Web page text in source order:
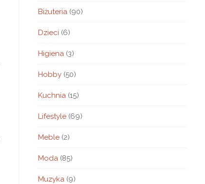
Biżuteria (90)
Dzieci (6)
Higiena (3)
Hobby (50)
Kuchnia (15)
Lifestyle (69)
Meble (2)
Moda (85)
Muzyka (9)